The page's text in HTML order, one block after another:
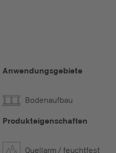
Anwendungsgebiete
Bodenaufbau
Produkteigenschaften
Quellarm / feuchtfest